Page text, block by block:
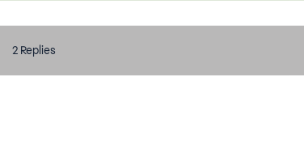
2 Replies